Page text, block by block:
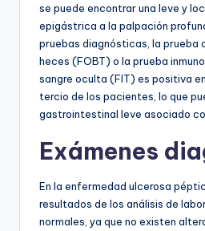
se puede encontrar una leve y
epigástrica a la palpación
pruebas diagnósticas, la prueba
heces (FOBT) o la prueba
sangre oculta (FIT) es positiva
tercio de los pacientes, lo que
gastrointestinal leve asociado
Exámenes
En la enfermedad ulcerosa
resultados de los análisis de
normales, ya que no existen